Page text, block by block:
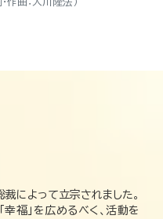
作曲：大川隆法）
によって立宗されました。
福」を広めるべく、活動を